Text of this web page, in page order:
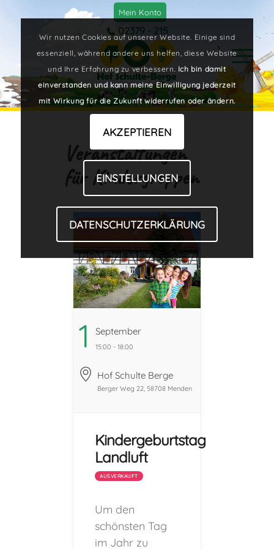
Mein Konto
02379 - 215
Veranstaltungen
für Kindergruppen
1 September
15:00 - 18:00
Hof Schulte Berge
Berger Weg 22, 58708 Menden
Kindergeburtstag
Landluft
AUSVERKAUFT
Um den
schönsten Tag
im Jahr zu
Wir nutzen Cookies auf unserer Website. Einige sind
essenziell, während andere uns helfen, diese Website
und Ihre Erfahrung zu verbessern. Ich bin damit
einverstanden und kann meine Einwilligung jederzeit
mit Wirkung für die Zukunft widerrufen oder ändern.
AKZEPTIEREN
EINSTELLUNGEN
DATENSCHUTZERKLÄRUNG